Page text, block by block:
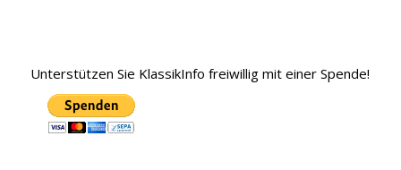
Unterstützen Sie KlassikInfo freiwillig mit einer Spende!